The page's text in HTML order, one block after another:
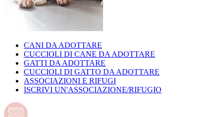
CANI DA ADOTTARE
CUCCIOLI DI CANE DA ADOTTARE
GATTI DA ADOTTARE
CUCCIOLI DI GATTO DA ADOTTARE
ASSOCIAZIONI E RIFUGI
ISCRIVI UN'ASSOCIAZIONE/RIFUGIO